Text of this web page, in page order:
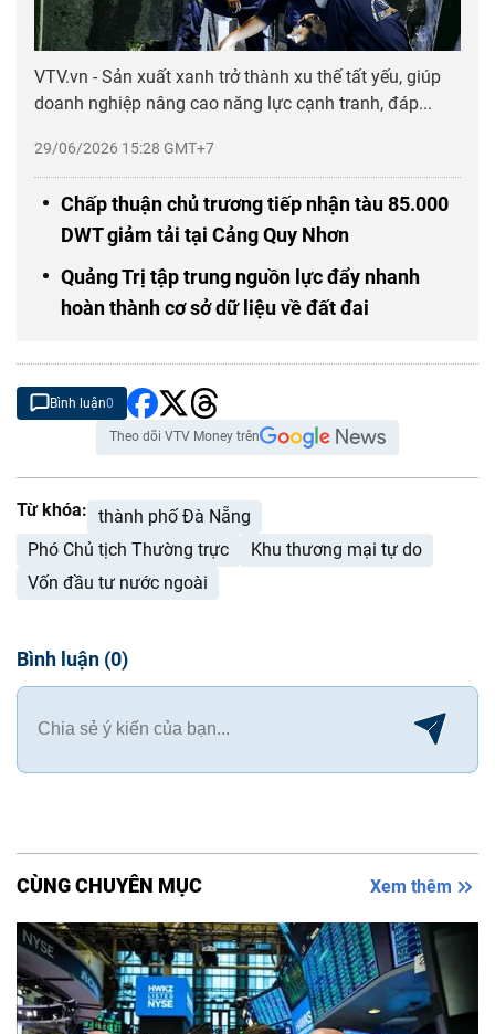
29/06/2026 15:28 GMT+7
VTV.vn - Sản xuất xanh trở thành xu thế tất yếu, giúp
doanh nghiệp nâng cao năng lực cạnh tranh, đáp...
Chấp thuận chủ trương tiếp nhận tàu 85.000
DWT giảm tải tại Cảng Quy Nhơn
Quảng Trị tập trung nguồn lực đẩy nhanh
hoàn thành cơ sở dữ liệu về đất đai
Bình luận0
Theo dõi VTV Money trên
Từ khóa: thành phố Đà Nẵng
Phó Chủ tịch Thường trực
Khu thương mại tự do
Vốn đầu tư nước ngoài
Bình luận (0)
CÙNG CHUYÊN MỤC Xem thêm